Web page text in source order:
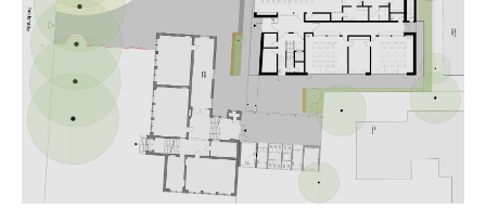
have any questions?
+44 1234 567 890
drop us a line
info@yourdomain.com
about us